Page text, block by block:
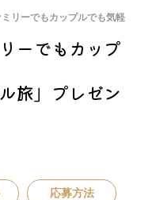
リーでもカップルでも気軽
ーでもカップ
旅」プレゼン
応募方法